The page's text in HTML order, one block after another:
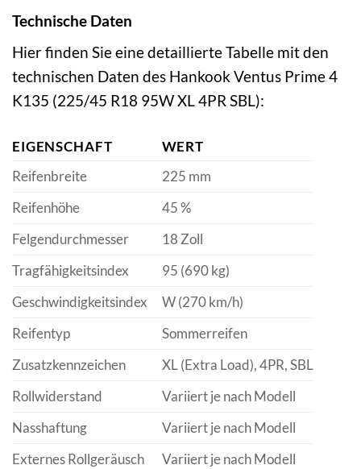
Technische Daten
Hier finden Sie eine detaillierte Tabelle mit den
technischen Daten des Hankook Ventus Prime 4
K135 (225/45 R18 95W XL 4PR SBL):
EIGENSCHAFT
WERT
Reifenbreite
225 mm
Reifenhöhe
45 %
Felgendurchmesser
18 Zoll
Tragfähigkeitsindex
95 (690 kg)
Geschwindigkeitsindex
W (270 km/h)
Reifentyp
Sommerreifen
Zusatzkennzeichen
XL (Extra Load), 4PR, SBL
Rollwiderstand
Variiert je nach Modell
Nasshaftung
Variiert je nach Modell
Externes Rollgeräusch
Variiert je nach Modell